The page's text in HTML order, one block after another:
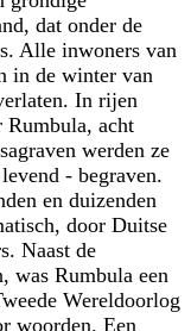
dat onder de
Alle inwoners van
in de winter van
In rijen
Rumbula, acht
werden ze
- begraven.
en duizenden
door Duitse
Naast de
was Rumbula een
Wereldoorlog
woorden. Een